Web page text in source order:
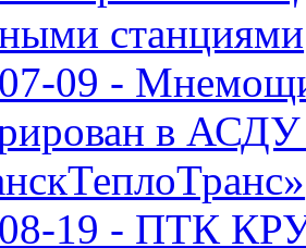
станциями
09 -
в
19 - ПТК